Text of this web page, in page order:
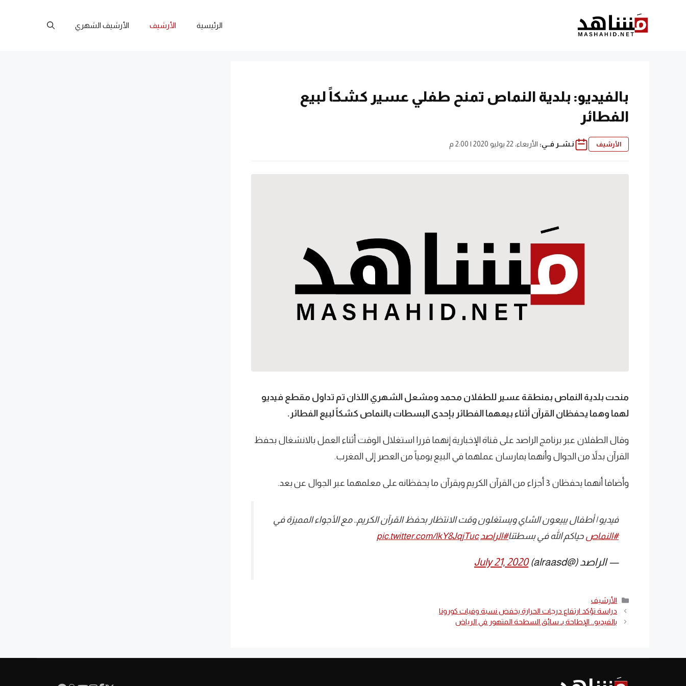
الرئيسية الأرشيف الأرشيف الشهري
بالفيديو: بلدية النماص تمنح طفلي عسير كشكاً لبيع
الفطائر
الأرشيف نـشــر فــي: الأربعاء، 22 يوليو 2020 | 2:00 م
منحت بلدية النماص بمنطقة عسير للطفلان محمد ومشعل الشهري اللذان تم تداول مقطع فيديو
لهما وهما يحفظان القرآن أثناء بيعهما الفطائر بإحدى البسطات بالنماص كشكاً لبيع الفطائر.
وقال الطفلان عبر برنامج الراصد على قناة الإخبارية إنهما قررا استغلال الوقت أثناء العمل بالانشغال بحفظ
القرآن بدلاً من الجوال وأنهما يمارسان عملهما في البيع يومياً من العصر إلى المغرب.
وأضافا أنهما يحفظان 3 أجزاء من القرآن الكريم ويقرآن ما يحفظانه على معلمهما عبر الجوال عن بعد.
فيديو | أطفال يبيعون الشاي ويستغلون وقت الانتظار بحفظ القرآن الكريم.. مع الأجواء المميزة في
#النماص حياكم الله في بسطتنا#الراصد pic.twitter.com/lkY8JqjTuc
— الراصد (@alraasd) July 21, 2020
التصنيفات
الأرشيف
دراسة تؤكد ارتفاع درجات الحرارة يخفض نسبة وفيات كورونا
بالفيديو.. الإطاحة بـ سائق السطحة المتهور في الرياض